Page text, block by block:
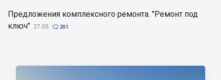
Предложения комплексного ремонта. "Ремонт под
ключ" 27.05  201